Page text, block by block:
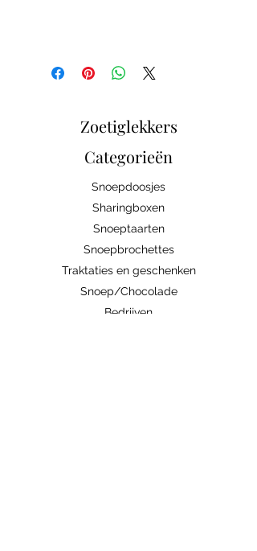
Zoetiglekkers
Categorieën
Snoepdoosjes
Sharingboxen
Snoeptaarten
Snoepbrochettes
Traktaties en geschenken
Snoep/Chocolade
Bedrijven